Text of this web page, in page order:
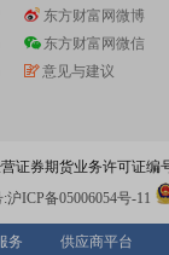
东方财富网微博
东方财富网微信
意见与建议
证券期货业务许可证编
沪ICP备05006054号-11
务 供应商平台